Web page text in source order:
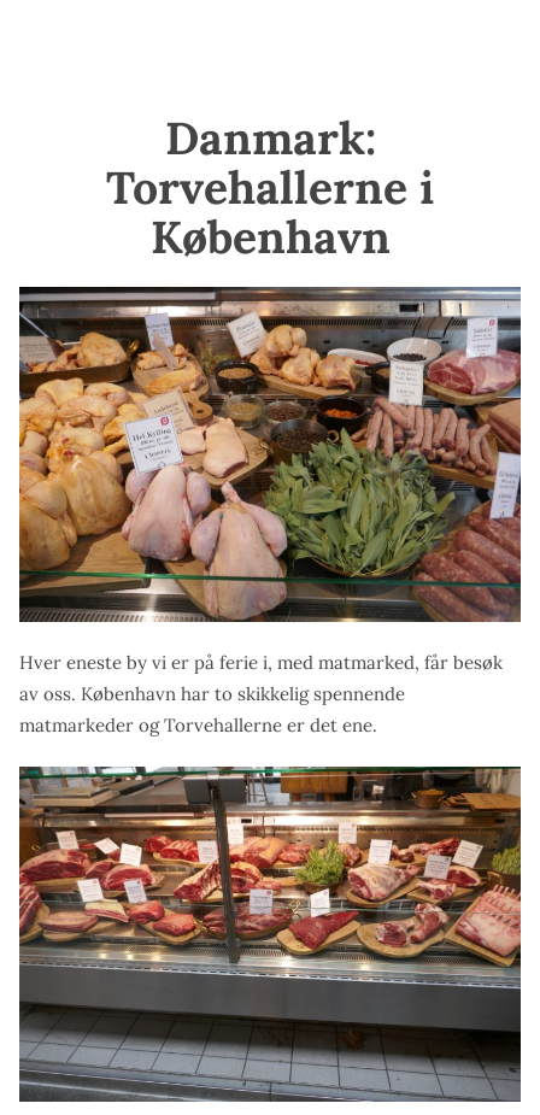
Danmark:
Torvehallerne i
København
Hver eneste by vi er på ferie i, med matmarked, får besøk
av oss. København har to skikkelig spennende
matmarkeder og Torvehallerne er det ene.